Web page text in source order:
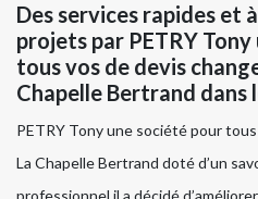
Des services rapides et
projets par PETRY
tous vos de devis
Chapelle Bertrand dans
PETRY Tony une société pour
La Chapelle Bertrand doté d’un